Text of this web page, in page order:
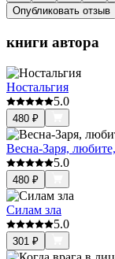
Опубликовать отзыв
книги автора
Ностальгия
5.0
480 ₽
Весна-Заря,
5.0
480 ₽
Силам зла
5.0
301 ₽